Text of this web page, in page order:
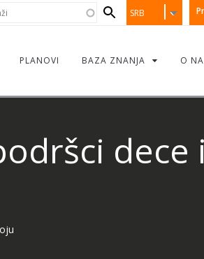
SRB
PLANOVI BAZA ZNANJA O
dece i